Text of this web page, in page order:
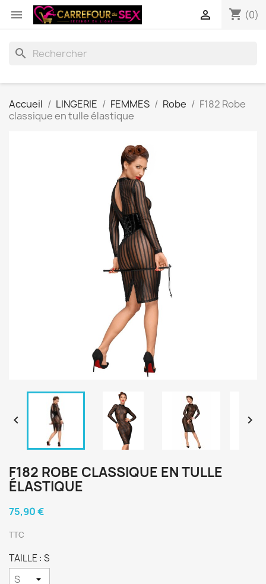
 shopping_cart (0)

search
Accueil LINGERIE FEMMES Robe
F182 Robe
classique en tulle élastique
 
F182 ROBE CLASSIQUE EN TULLE
ÉLASTIQUE
75,90 €
TTC
TAILLE : S